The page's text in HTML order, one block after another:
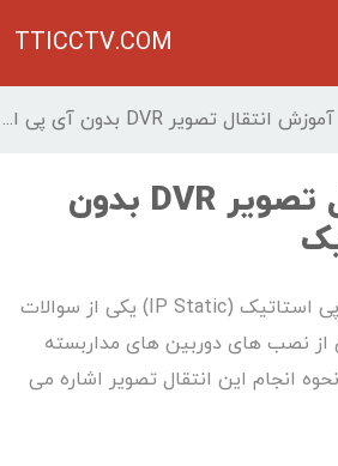
TTICCTV.COM
آموزش انتقال تصویر DVR بدون آی پی استاتیک
آموزش انتقال تصویر DVR بدون
انتقال تصویر بدون آی پی استاتیک (IP Static) یکی از سوالات
از نصب های دوربین های مداربسته
انجام این انتقال تصویر اشاره می